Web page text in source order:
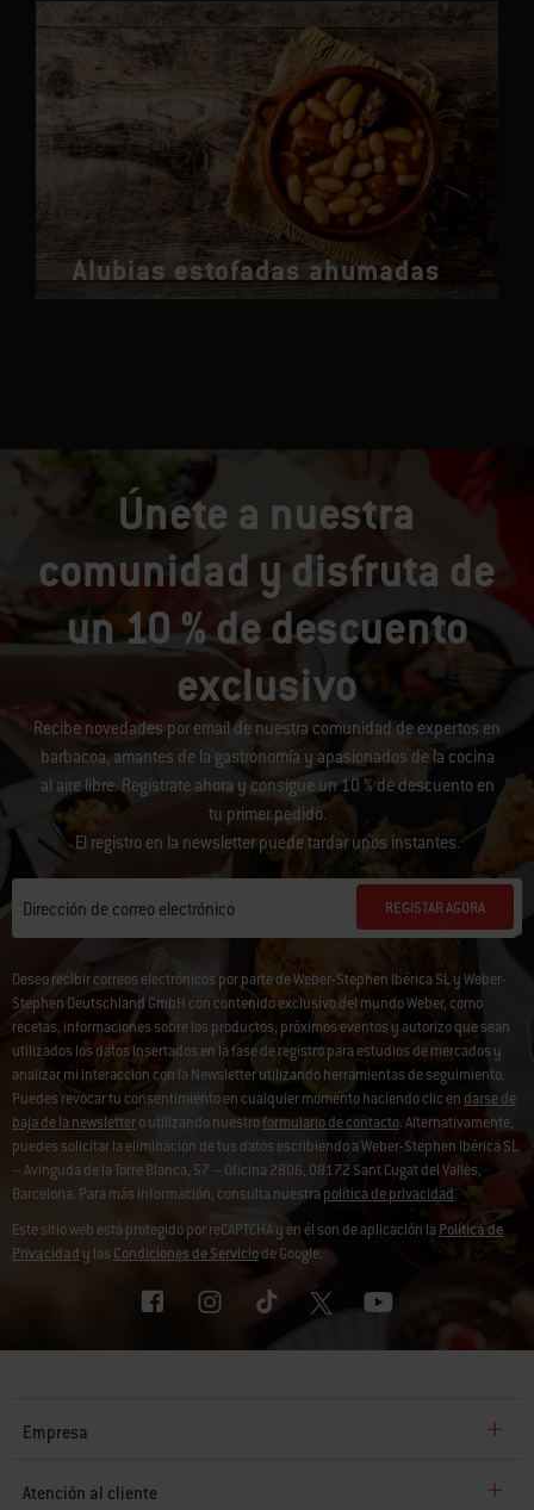
Alubias estofadas ahumadas
Únete a nuestra
comunidad y disfruta de
un 10 % de descuento
exclusivo
Recibe novedades por email de nuestra comunidad de expertos en
barbacoa, amantes de la gastronomía y apasionados de la cocina
al aire libre. Regístrate ahora y consigue un 10 % de descuento en
tu primer pedido.
El registro en la newsletter puede tardar unos instantes.
Dirección de correo electrónico REGISTAR AGORA
Deseo recibir correos electrónicos por parte de Weber-Stephen Ibérica SL y Weber-
Stephen Deutschland GmbH con contenido exclusivo del mundo Weber, como
recetas, informaciones sobre los productos, próximos eventos y autorizo que sean
utilizados los datos insertados en la fase de registro para estudios de mercados y
analizar mi interacción con la Newsletter utilizando herramientas de seguimiento.
Puedes revocar tu consentimiento en cualquier momento haciendo clic en darse de
baja de la newslettero utilizando nuestroformulario de contacto. Alternativamente,
puedes solicitar la eliminación de tus datos escribiendo a Weber-Stephen Ibérica SL
– Avinguda de la Torre Blanca, 57 – Oficina 2B06, 08172 Sant Cugat del Vallès,
Barcelona. Para más información, consulta nuestra política de privacidad.
Este sitio web está protegido por reCAPTCHA y en él son de aplicación laPolítica de
Privacidad y las Condiciones de Serviciode Google.
Empresa
Atención al cliente